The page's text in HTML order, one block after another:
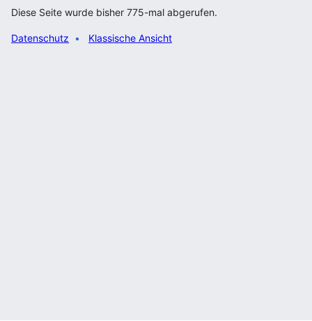
Diese Seite wurde bisher 775-mal abgerufen.
Datenschutz Klassische Ansicht